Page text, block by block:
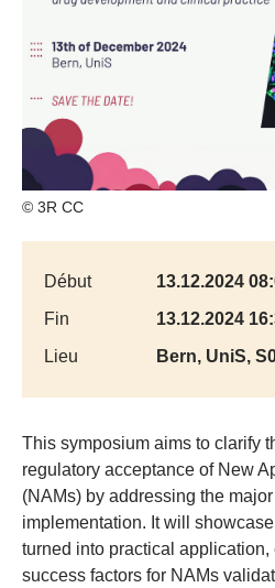
© 3R CC
Début
13.12.2024
Fin
13.12.2024
Lieu
Bern, UniS,
This symposium aims to clarify
regulatory acceptance of New
(NAMs) by addressing the
implementation. It will
turned into practical
success factors for NAMs